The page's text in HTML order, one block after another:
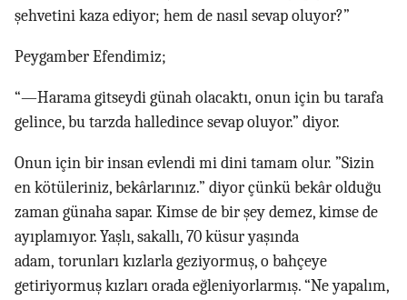
şehvetini kaza ediyor; hem de nasıl sevap oluyor?”
Peygamber Efendimiz;
“—Harama gitseydi günah olacaktı, onun için bu tarafa
gelince, bu tarzda halledince sevap oluyor.” diyor.
Onun için bir insan evlendi mi dini tamam olur. ”Sizin
en kötüleriniz, bekârlarınız.” diyor çünkü bekâr olduğu
zaman günaha sapar. Kimse de bir şey demez, kimse de
ayıplamıyor. Yaşlı, sakallı, 70 küsur yaşında
adam, torunları kızlarla geziyormuş, o bahçeye
getiriyormuş kızları orada eğleniyorlarmış. “Ne yapalım,